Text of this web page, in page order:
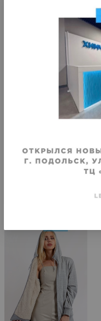
Хранение жакета на подкладе
Срок хранения: